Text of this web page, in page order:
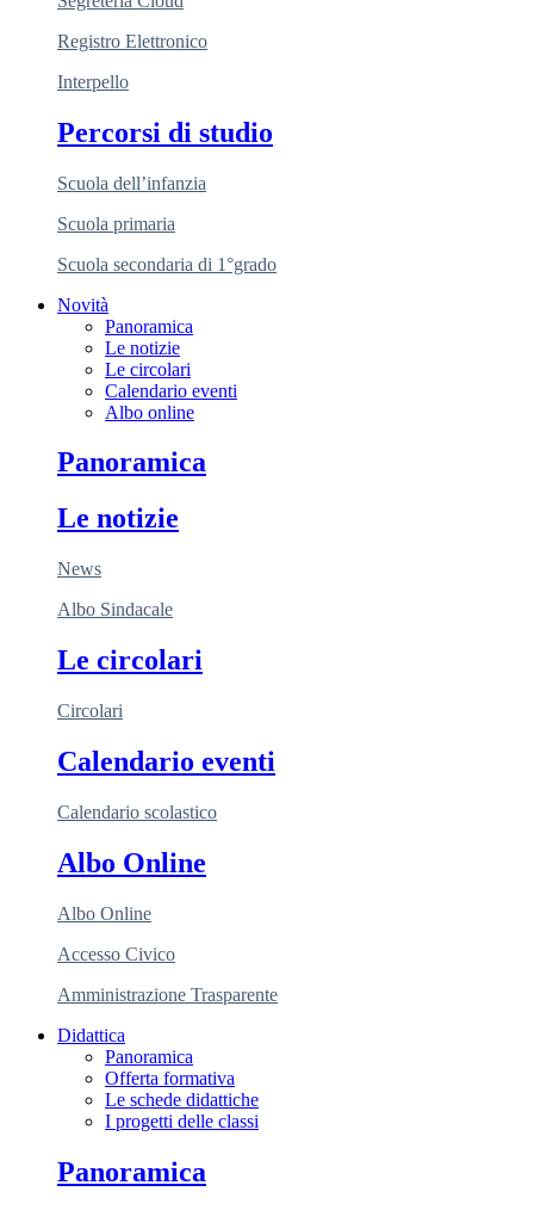
Registro Elettronico
Interpello
Percorsi di studio
Scuola dell’infanzia
Scuola primaria
Scuola secondaria di 1°grado
Novità
Panoramica
Le notizie
Le circolari
Calendario eventi
Albo online
Panoramica
Le notizie
News
Albo Sindacale
Le circolari
Circolari
Calendario eventi
Calendario scolastico
Albo Online
Albo Online
Accesso Civico
Amministrazione Trasparente
Didattica
Panoramica
Offerta formativa
Le schede didattiche
I progetti delle classi
Panoramica